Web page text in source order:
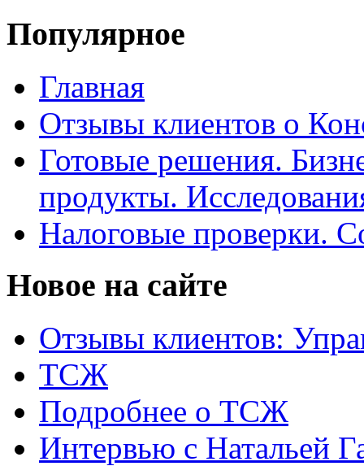
Популярное
Главная
Отзывы клиентов о
Готовые решения.
продукты.
Налоговые проверки.
Новое на сайте
Отзывы клиентов:
ТСЖ
Подробнее о ТСЖ
Интервью с Натальей